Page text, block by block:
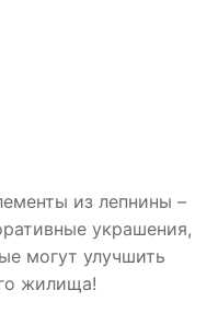
из лепнины –
украшения,
могут улучшить
жилища!